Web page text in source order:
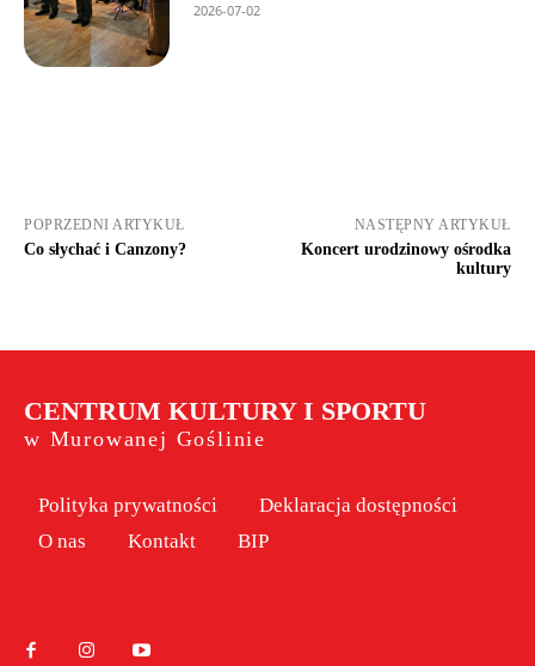
2026-07-02
POPRZEDNI ARTYKUŁ
Co słychać i Canzony?
NASTĘPNY ARTYKUŁ
Koncert urodzinowy ośrodka
kultury
CENTRUM KULTURY I SPORTU
w Murowanej Goślinie
Polityka prywatności
Deklaracja dostępności
O nas
Kontakt BIP